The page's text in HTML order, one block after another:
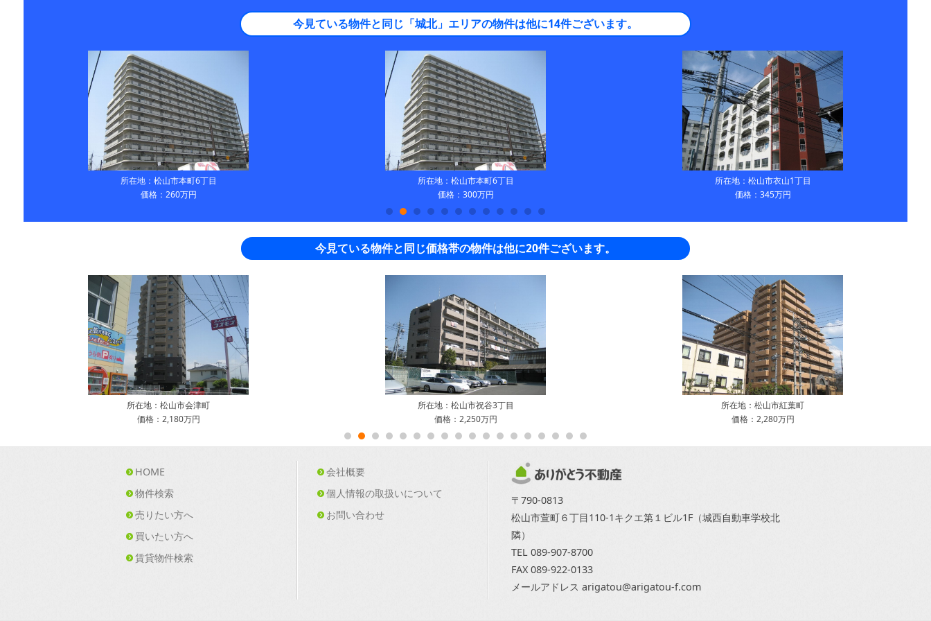
今見ている物件と同じ「城北」エリアの物件は他に14件ございます。
所在地：松山市本町6丁目
価格：260万円
所在地：松山市本町6丁目
価格：300万円
所在地：松山市衣山1丁目
価格：345万円
今見ている物件と同じ価格帯の物件は他に20件ございます。
所在地：松山市会津町
価格：2,180万円
所在地：松山市祝谷3丁目
価格：2,250万円
所在地：松山市紅葉町
価格：2,280万円
HOME
物件検索
売りたい方へ
買いたい方へ
賃貸物件検索
会社概要
個人情報の取扱いについて
お問い合わせ
〒790-0813
松山市萱町６丁目110-1キクエ第１ビル1F（城西自動車学校北
隣）
TEL 089-907-8700
FAX 089-922-0133
メールアドレス arigatou@arigatou-f.com